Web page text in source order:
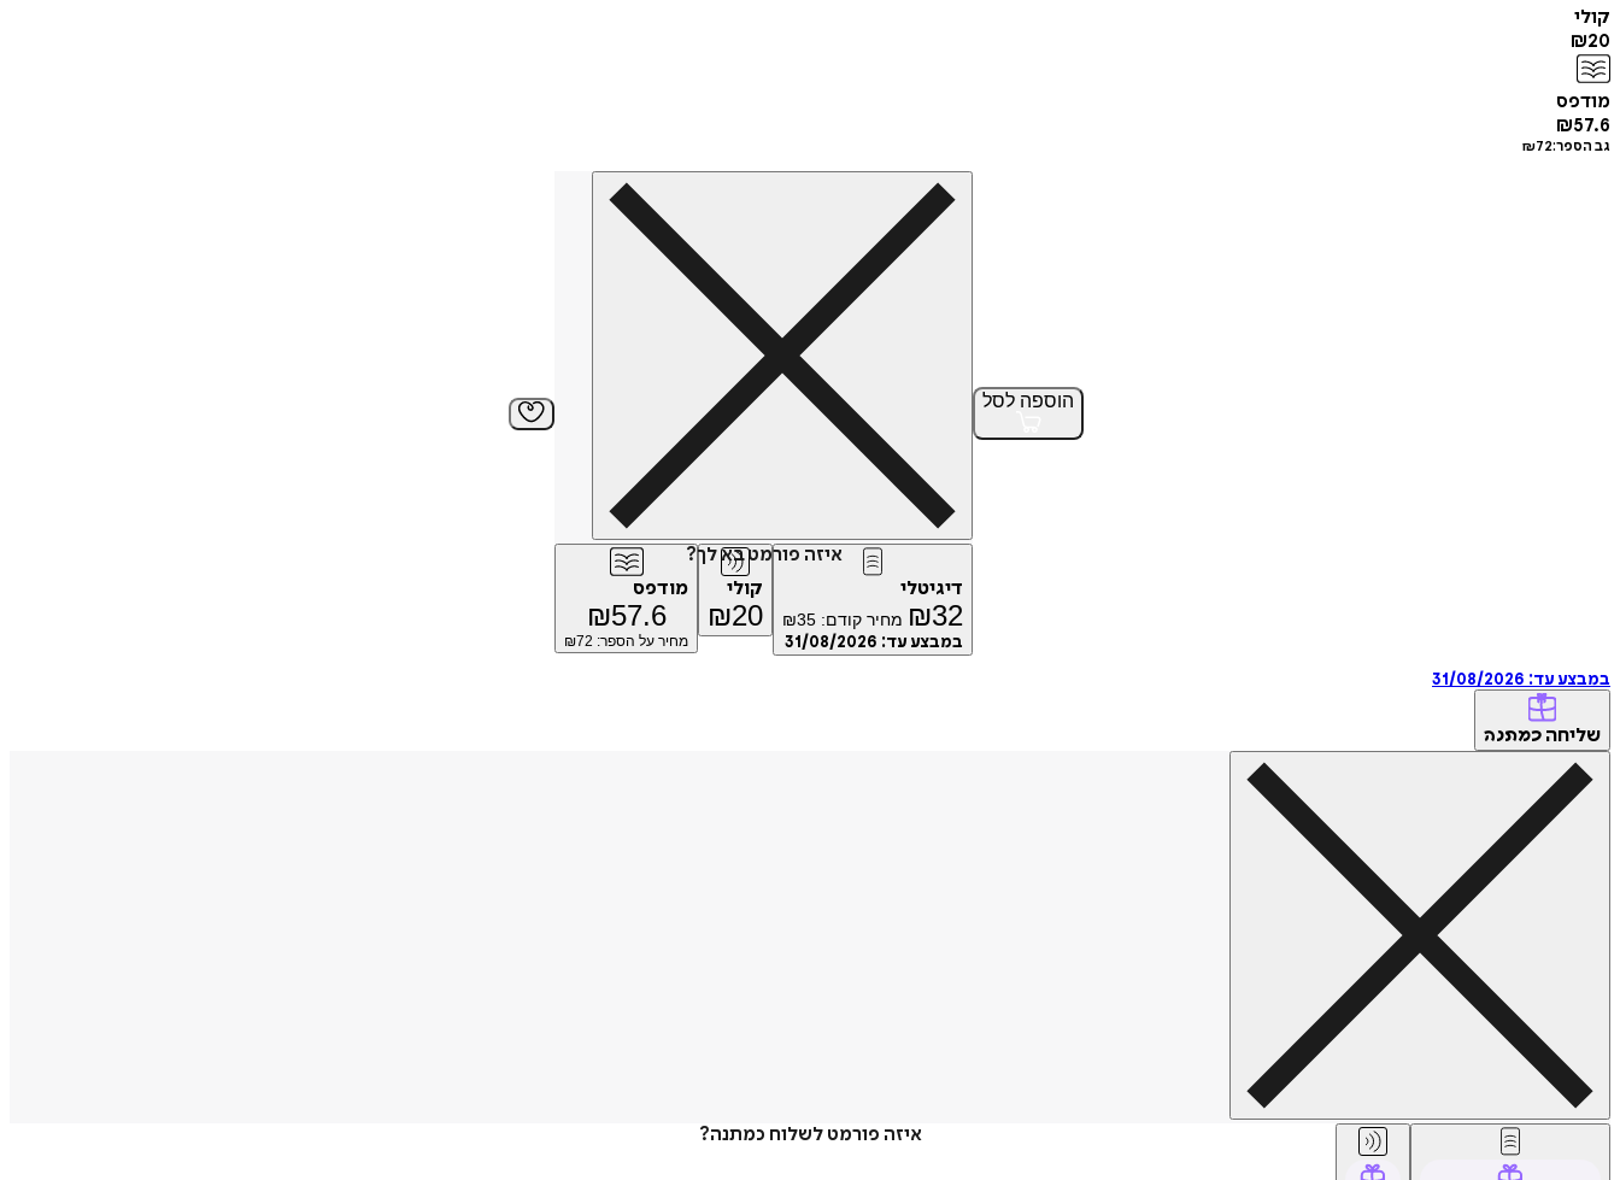
קולי
₪20
מודפס
₪57.6
גב הספר: ₪72
הוספה לסל
איזה פורמט בא לך?
דיגיטלי
₪32 מחיר קודם: ₪35
במבצע עד: 31/08/2026
קולי
₪20
מודפס
₪57.6
מחיר על הספר: ₪ 72
במבצע עד: 31/08/2026
שליחה כמתנה
איזה פורמט לשלוח כמתנה?